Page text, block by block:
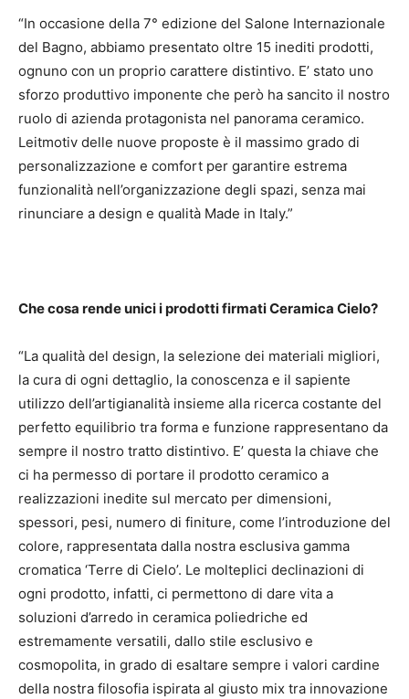
“In occasione della 7° edizione del Salone Internazionale
del Bagno, abbiamo presentato oltre 15 inediti prodotti,
ognuno con un proprio carattere distintivo. E’ stato uno
sforzo produttivo imponente che però ha sancito il nostro
ruolo di azienda protagonista nel panorama ceramico.
Leitmotiv delle nuove proposte è il massimo grado di
personalizzazione e comfort per garantire estrema
funzionalità nell’organizzazione degli spazi, senza mai
rinunciare a design e qualità Made in Italy.”
Che cosa rende unici i prodotti firmati Ceramica Cielo?
“La qualità del design, la selezione dei materiali migliori,
la cura di ogni dettaglio, la conoscenza e il sapiente
utilizzo dell’artigianalità insieme alla ricerca costante del
perfetto equilibrio tra forma e funzione rappresentano da
sempre il nostro tratto distintivo. E’ questa la chiave che
ci ha permesso di portare il prodotto ceramico a
realizzazioni inedite sul mercato per dimensioni,
spessori, pesi, numero di finiture, come l’introduzione del
colore, rappresentata dalla nostra esclusiva gamma
cromatica ‘Terre di Cielo’. Le molteplici declinazioni di
ogni prodotto, infatti, ci permettono di dare vita a
soluzioni d’arredo in ceramica poliedriche ed
estremamente versatili, dallo stile esclusivo e
cosmopolita, in grado di esaltare sempre i valori cardine
della nostra filosofia ispirata al giusto mix tra innovazione